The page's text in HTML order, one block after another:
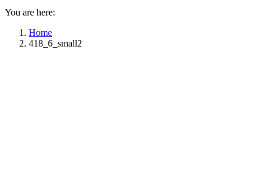
You are here:
Home
418_6_small2